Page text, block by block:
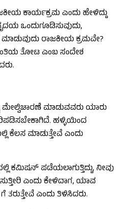
ಕಾರ್ಯಕ್ರಮ ಎಂದು ಹೇಳಿದ್ದು
ಒಂದುಗೂಡಿಸುವುದು,
ರಾಜಕೀಯ ಕ್ರಮವೇ?
ತೋಟ ಎಂಬ ಸಂದೇಶ
ಮೇಲ್ವಿಚಾರಣೆ ಮಾಡುವವರು ಯಾರು
ಹಳ್ಳಿಯಿಂದ
ಮಾಡುತ್ತೇವೆ ಎಂದು
ಕಮಿಷನ್ ಪಡೆಯಲಾಗುತ್ತಿದ್ದು, ನೀವು
ಎಂದು ಕೇಳಿದಾಗ, ಯಾವ
ಎಂದು ತಿಳಿಸಿದರು.